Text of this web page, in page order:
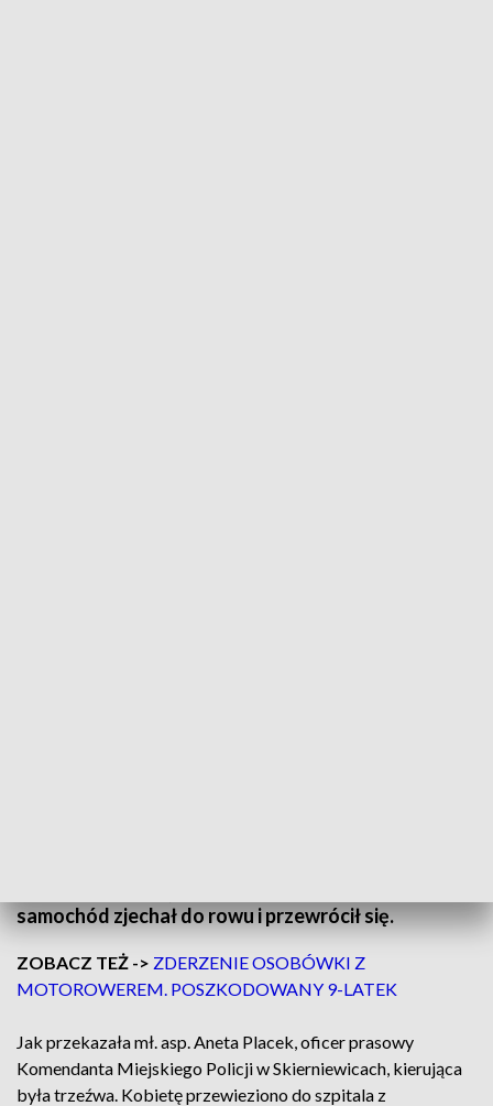
samochód zjechał do rowu i przewrócił się.
ZOBACZ TEŻ -> ZDERZENIE OSOBÓWKI Z
MOTOROWEREM. POSZKODOWANY 9-LATEK
Jak przekazała mł. asp. Aneta Placek, oficer prasowy
Komendanta Miejskiego Policji w Skierniewicach, kierująca
była trzeźwa. Kobietę przewieziono do szpitala z